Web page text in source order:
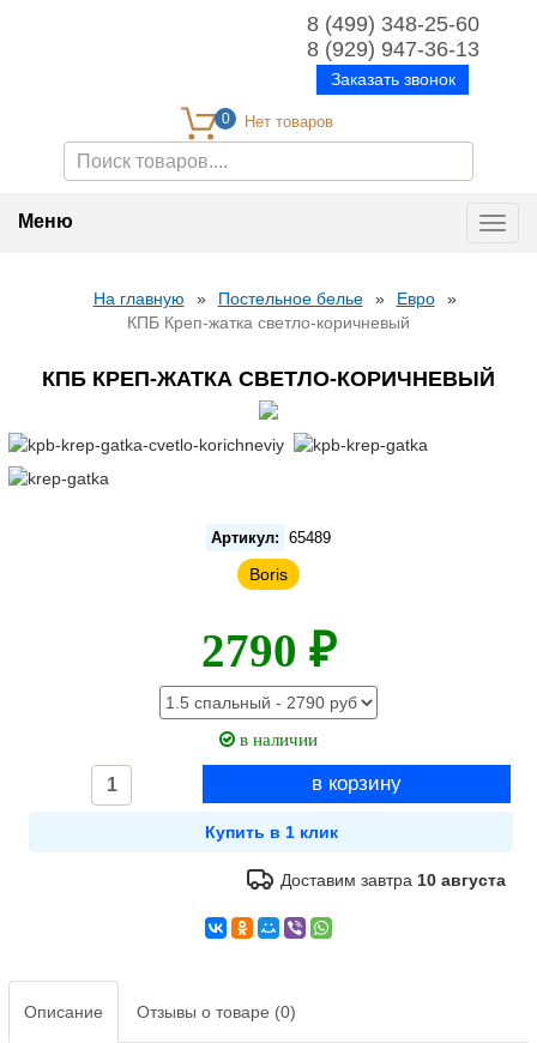
0
8 (499) 348-25-60
8 (929) 947-36-13
Заказать звонок
Меню
На главную » Постельное белье » Евро
»
КПБ Креп-жатка светло-коричневый
КПБ КРЕП-ЖАТКА СВЕТЛО-КОРИЧНЕВЫЙ
Артикул: 65489
Boris
2790 ₽
в наличии
Доставим завтра 10 августа
Описание Отзывы о товаре (0)